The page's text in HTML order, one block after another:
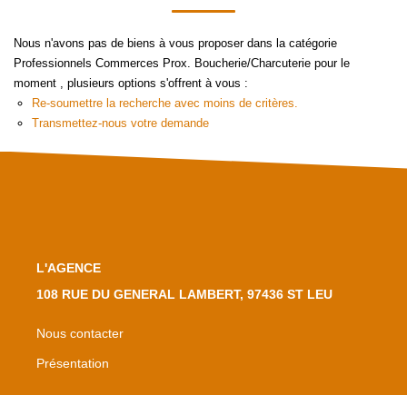
Nos Partenaires
CONTACT
Nous n'avons pas de biens à vous proposer dans la catégorie
Professionnels Commerces Prox. Boucherie/Charcuterie pour le
moment , plusieurs options s'offrent à vous :
Re-soumettre la recherche avec moins de critères.
Transmettez-nous votre demande
L'AGENCE
108 RUE DU GENERAL LAMBERT, 97436 ST LEU
Nous contacter
Présentation